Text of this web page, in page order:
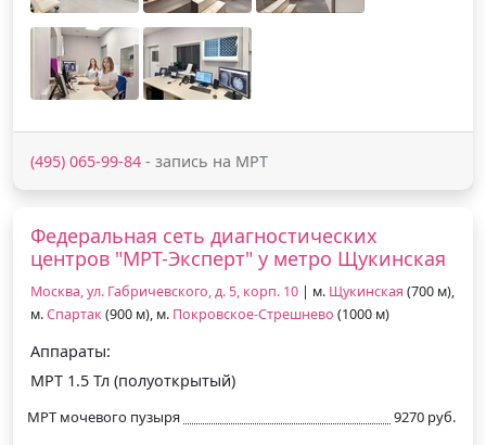
(495) 065-99-84 - запись на МРТ
Федеральная сеть диагностических
центров "МРТ-Эксперт" у метро Щукинская
Москва, ул. Габричевского, д. 5, корп. 10 | м. Щукинская (700 м),
м.Спартак(900 м), м. Покровское-Стрешнево (1000 м)
Аппараты:
МРТ 1.5 Тл (полуоткрытый)
МРТ мочевого пузыря 9270 руб.